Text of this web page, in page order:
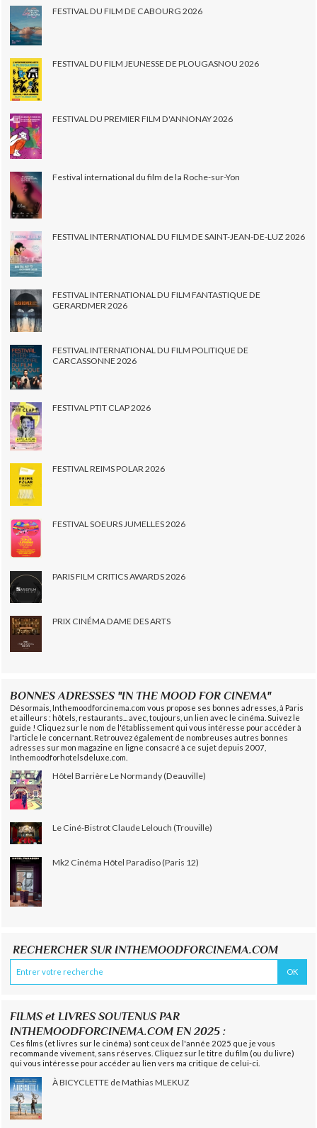
FESTIVAL DU FILM DE CABOURG 2026
FESTIVAL DU FILM JEUNESSE DE PLOUGASNOU 2026
FESTIVAL DU PREMIER FILM D'ANNONAY 2026
Festival international du film de la Roche-sur-Yon
FESTIVAL INTERNATIONAL DU FILM DE SAINT-JEAN-DE-LUZ 2026
FESTIVAL INTERNATIONAL DU FILM FANTASTIQUE DE
GERARDMER 2026
FESTIVAL INTERNATIONAL DU FILM POLITIQUE DE
CARCASSONNE 2026
FESTIVAL PTIT CLAP 2026
FESTIVAL REIMS POLAR 2026
FESTIVAL SOEURS JUMELLES 2026
PARIS FILM CRITICS AWARDS 2026
PRIX CINÉMA DAME DES ARTS
BONNES ADRESSES "IN THE MOOD FOR CINEMA"
Désormais, Inthemoodforcinema.com vous propose ses bonnes adresses, à Paris
et ailleurs : hôtels, restaurants... avec, toujours, un lien avec le cinéma. Suivez le
guide ! Cliquez sur le nom de l'établissement qui vous intéresse pour accéder à
l'article le concernant. Retrouvez également de nombreuses autres bonnes
adresses sur mon magazine en ligne consacré à ce sujet depuis 2007,
Inthemoodforhotelsdeluxe.com.
Hôtel Barrière Le Normandy (Deauville)
Le Ciné-Bistrot Claude Lelouch (Trouville)
Mk2 Cinéma Hôtel Paradiso (Paris 12)
RECHERCHER SUR INTHEMOODFORCINEMA.COM
FILMS et LIVRES SOUTENUS PAR
INTHEMOODFORCINEMA.COM EN 2025 :
Ces films (et livres sur le cinéma) sont ceux de l'année 2025 que je vous
recommande vivement, sans réserves. Cliquez sur le titre du film (ou du livre)
qui vous intéresse pour accéder au lien vers ma critique de celui-ci.
À BICYCLETTE de Mathias MLEKUZ